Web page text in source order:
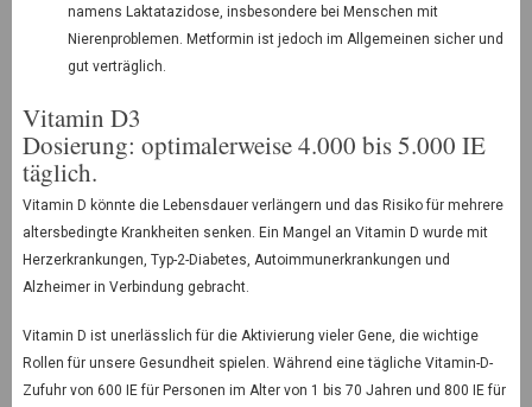
namens Laktatazidose, insbesondere bei Menschen mit
Nierenproblemen. Metformin ist jedoch im Allgemeinen sicher und
gut verträglich.
Vitamin D3
Dosierung: optimalerweise 4.000 bis 5.000 IE
täglich.
Vitamin D könnte die Lebensdauer verlängern und das Risiko für mehrere
altersbedingte Krankheiten senken. Ein Mangel an Vitamin D wurde mit
Herzerkrankungen, Typ-2-Diabetes, Autoimmunerkrankungen und
Alzheimer in Verbindung gebracht.
Vitamin D ist unerlässlich für die Aktivierung vieler Gene, die wichtige
Rollen für unsere Gesundheit spielen. Während eine tägliche Vitamin-D-
Zufuhr von 600 IE für Personen im Alter von 1 bis 70 Jahren und 800 IE für